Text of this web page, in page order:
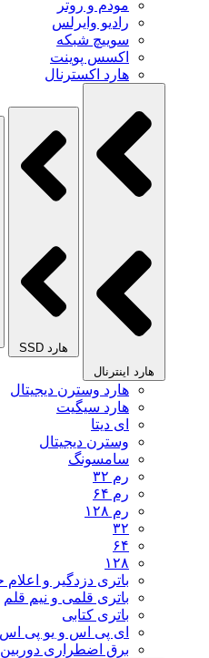
مودم و روتر
رادیو وایرلس
سوییچ شبکه
اکسس پوینت
هارد اکسترنال
هارد اینترنال
هارد SSD
هارد وسترن دیجیتال
هارد سیگیت
ای دیتا
وسترن دیجیتال
سامسونگ
رم ۳۲
رم ۶۴
رم ۱۲۸
۳۲
۶۴
۱۲۸
باتری دزدگیر و اعلام
باتری قلمی و نیم قلم
باتری کتابی
ای پی اس و یو پی اس
برق اضطراری دوربین